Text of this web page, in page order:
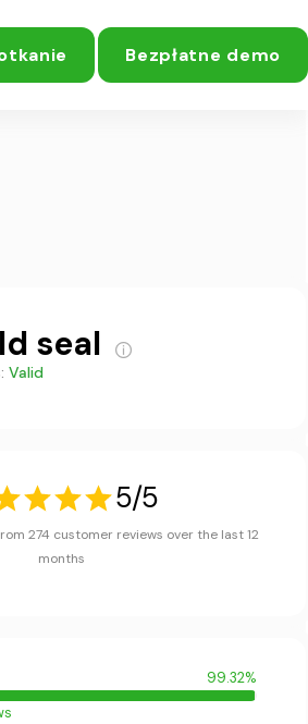
Bezpłatne demo
seal
Valid
5/5
274 customer reviews over the last 12
months
99.32%